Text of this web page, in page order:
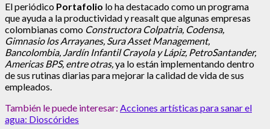
El periódico Portafolio lo ha destacado como un programa
que ayuda a la productividad y reasalt que algunas empresas
colombianas como Constructora Colpatria, Codensa,
Gimnasio los Arrayanes, Sura Asset Management,
Bancolombia, Jardín Infantil Crayola y Lápiz, PetroSantander,
Americas BPS, entre otras,ya lo están implementando dentro
de sus rutinas diarias para mejorar la calidad de vida de sus
empleados.
También le puede interesar: Acciones artísticas para sanar el
agua: Dioscórides